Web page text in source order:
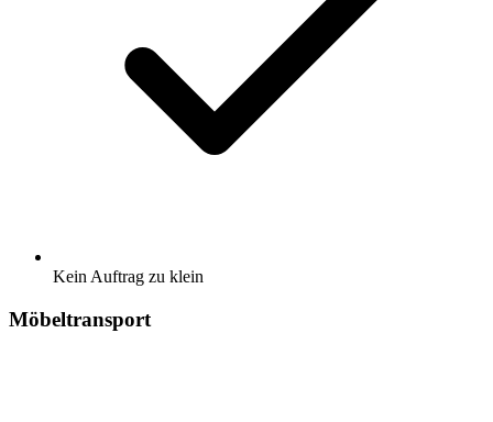
Kein Auftrag zu klein
Möbeltransport